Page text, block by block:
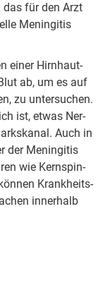
das für den Arzt
Me­nin­gi­tis
ei­ner Hirn­haut­
ab, um es auf
zu un­ter­su­chen.
ist, et­was Ner­
Auch in
der Me­nin­gi­tis
wie Kern­spin­
Krank­heits­
in­ner­halb